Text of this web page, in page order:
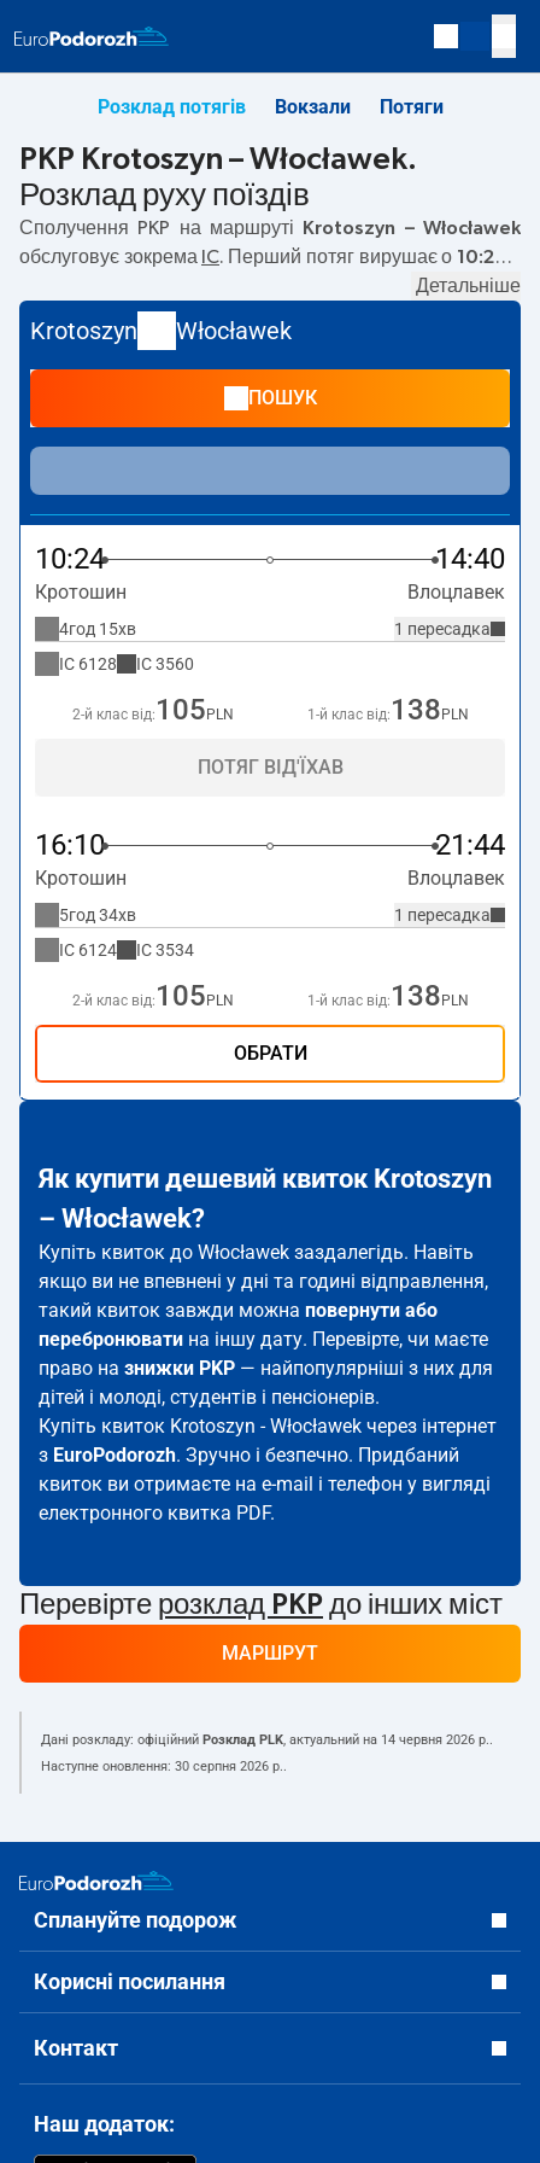
Розклад потягів Вокзали Потяги
PKP Krotoszyn – Włocławek.
Розклад руху поїздів
Сполучення PKP на маршруті
Krotoszyn – Włocławek
обслуговує зокрема IC . Перший потяг вирушає о 10:24з
63-700 Krotoszyn.
Останній потяг до Włocławek вирушає о 16:10. На
маршрутіKrotoszyn–Włocławek
потяги:— пропонують нижчу ціну квитка і зазвичай
станції Włocławek за адресоюStefana Okrzei, 87-800
Wloclawek
Детальніше
Krotoszyn Włocławek
ПОШУК
10:24 14:40
Кротошин Влоцлавек
1 пересадка
4год 15хв
IC 6128 IC3560
2-й клас від: 105 PLN 1-й клас від: 138 PLN
ПОТЯГ ВІД'ЇХАВ
16:10 21:44
Кротошин Влоцлавек
1 пересадка
5год 34хв
IC 6124 IC3534
2-й клас від: 105 PLN 1-й клас від: 138 PLN
ОБРАТИ
Як купити дешевий квиток Krotoszyn
– Włocławek?
Купіть квиток до Włocławek заздалегідь. Навіть
якщо ви не впевнені у дні та годині відправлення,
такий квиток завжди можна повернути або
перебронювати на іншу дату. Перевірте, чи маєте
право на знижки PKP — найпопулярніші з них для
дітей і молоді, студентів і пенсіонерів.
Купіть квиток Krotoszyn - Włocławek через інтернет
з EuroPodorozh. Зручно і безпечно. Придбаний
квиток ви отримаєте на e-mail і телефон у вигляді
електронного квитка PDF.
Перевірте розклад PKP до інших міст
МАРШРУТ
Дані розкладу: офіційний Розклад PLK, актуальний на 14 червня 2026 р..
Наступне оновлення: 30 серпня 2026 р..
Сплануйте подорож
Корисні посилання
Контакт
Наш додаток: